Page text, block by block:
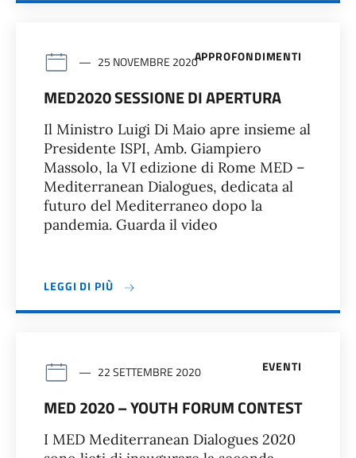
APPROFONDIMENTI
25 NOVEMBRE 2020
MED2020 SESSIONE DI APERTURA
Il Ministro Luigi Di Maio apre insieme al
Presidente ISPI, Amb. Giampiero
Massolo, la VI edizione di Rome MED –
Mediterranean Dialogues, dedicata al
futuro del Mediterraneo dopo la
pandemia. Guarda il video
LEGGI DI PIÙ
EVENTI
22 SETTEMBRE 2020
MED 2020 – YOUTH FORUM CONTEST
I MED Mediterranean Dialogues 2020